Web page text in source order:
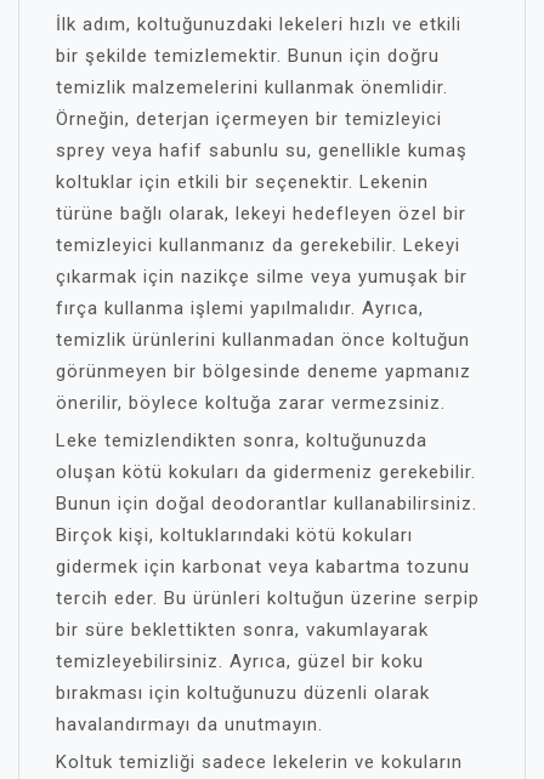
İlk adım, koltuğunuzdaki lekeleri hızlı ve etkili
bir şekilde temizlemektir. Bunun için doğru
temizlik malzemelerini kullanmak önemlidir.
Örneğin, deterjan içermeyen bir temizleyici
sprey veya hafif sabunlu su, genellikle kumaş
koltuklar için etkili bir seçenektir. Lekenin
türüne bağlı olarak, lekeyi hedefleyen özel bir
temizleyici kullanmanız da gerekebilir. Lekeyi
çıkarmak için nazikçe silme veya yumuşak bir
fırça kullanma işlemi yapılmalıdır. Ayrıca,
temizlik ürünlerini kullanmadan önce koltuğun
görünmeyen bir bölgesinde deneme yapmanız
önerilir, böylece koltuğa zarar vermezsiniz.
Leke temizlendikten sonra, koltuğunuzda
oluşan kötü kokuları da gidermeniz gerekebilir.
Bunun için doğal deodorantlar kullanabilirsiniz.
Birçok kişi, koltuklarındaki kötü kokuları
gidermek için karbonat veya kabartma tozunu
tercih eder. Bu ürünleri koltuğun üzerine serpip
bir süre beklettikten sonra, vakumlayarak
temizleyebilirsiniz. Ayrıca, güzel bir koku
bırakması için koltuğunuzu düzenli olarak
havalandırmayı da unutmayın.
Koltuk temizliği sadece lekelerin ve kokuların